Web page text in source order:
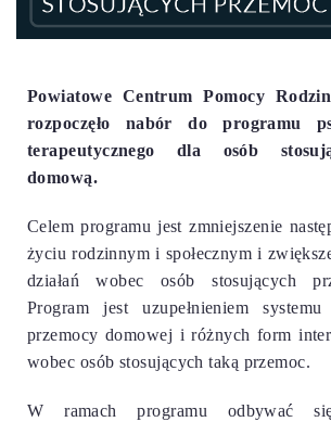
Powiatowe Centrum Pomocy
rozpoczęło nabór do programu
terapeutycznego dla osób
domową.
Celem programu jest zmniejszenie
życiu rodzinnym i społecznym i
działań wobec osób stosujących
Program jest uzupełnieniem systemu
przemocy domowej i różnych form
wobec osób stosujących taką przemoc.
W ramach programu odbywać